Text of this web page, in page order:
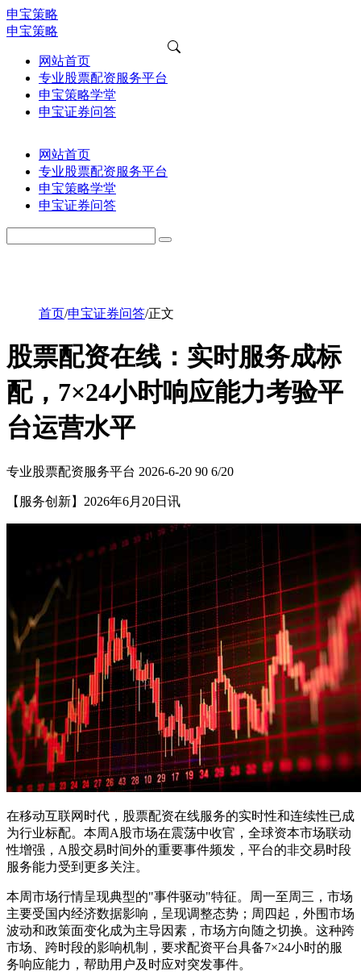
申宝策略
申宝策略
网站首页
专业股票配资服务平台
申宝策略学堂
申宝证券问答
网站首页
专业股票配资服务平台
申宝策略学堂
申宝证券问答
首页/申宝证券问答/正文
股票配资在线：实时服务成标
配，7×24小时响应能力考验平
台运营水平
专业股票配资服务平台 2026-6-20 90 6/20
【服务创新】2026年6月20日讯
在移动互联网时代，股票配资在线服务的实时性和连续性已成
为行业标配。本周A股市场在震荡中收官，全球资本市场联动
性增强，A股交易时间外的重要事件频发，平台的非交易时段
服务能力受到更多关注。
本周市场行情呈现典型的"事件驱动"特征。周一至周三，市场
主要受国内经济数据影响，呈现调整态势；周四起，外围市场
波动和政策面变化成为主导因素，市场方向随之切换。这种跨
市场、跨时段的影响机制，要求配资平台具备7×24小时的服
务响应能力，帮助用户及时应对突发事件。